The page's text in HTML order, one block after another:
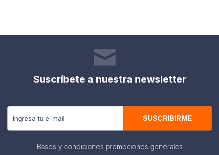
Suscríbete a nuestra newsletter
SUSCRIBIRME
Bases y condiciones promociones generales